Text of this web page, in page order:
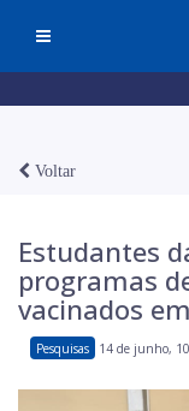
Voltar
Estudantes
programas
vacinados
Pesquisas 14 de junho,